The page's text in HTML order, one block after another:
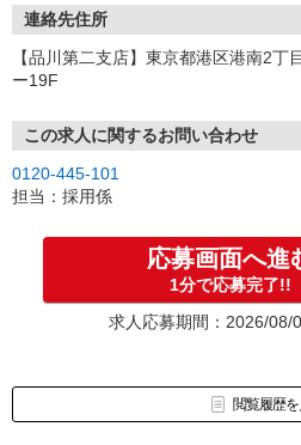
連絡先住所
【品川第二支店】東京都港区港南2丁
ー19F
この求人に関するお問い合わせ
0120-445-101
担当：採用係
応募画面へ進
1分で応募完了!!
求人応募期間：2026/08/
閲覧履歴